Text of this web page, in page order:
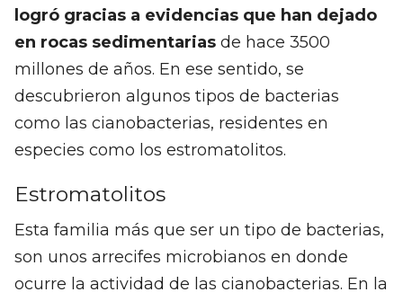
logró gracias a evidencias que han dejado
en rocas sedimentarias de hace 3500
millones de años. En ese sentido, se
descubrieron algunos tipos de bacterias
como las cianobacterias, residentes en
especies como los estromatolitos.
Estromatolitos
Esta familia más que ser un tipo de bacterias,
son unos arrecifes microbianos en donde
ocurre la actividad de las cianobacterias. En la